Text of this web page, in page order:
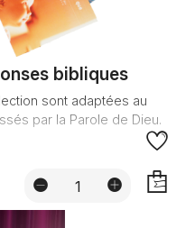
bibliques
sont adaptées au
par la Parole de Dieu.